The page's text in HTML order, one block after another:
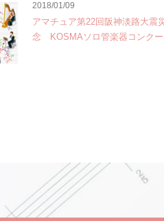
2018/01/09
アマチュア第22回阪神淡路大震
念 KOSMAソロ管楽器コンク